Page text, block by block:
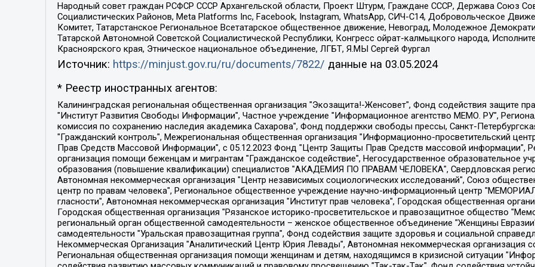
Народный совет граждан РСФСР СССР Архангельской области, Проект Штурм, Граждане СССР, Держава Союз
Социалистических Районов, Meta Platforms Inc, Facebook, Instagram, WhatsApp, СИЧ-С14, Добровольческое
Комитет, Татарстанское Региональное Всетатарское общественное движение, Невоград, Молодежное
Татарской Автономной Советской Социалистической Республики, Конгресс ойрат-калмыцкого народа,
Красноярского края, Этническое национальное объединение, ЛГБТ, Я.МЫ Сергей Фургал
Источник: https://minjust.gov.ru/ru/documents/7822/ данные на 03.05.2024
* Реестр иностранных агентов:
Калининградская региональная общественная организация "Экозащита!-Женсовет", Фонд содействия защите прав и свобод граждан "Общественный вердикт", Фонд "Институт Развития Свободы Информации", Частное учреждение "Информационное агентство МЕМО. РУ", Региональная общественная организация "Общественная комиссия по сохранению наследия академика Сахарова", Фонд поддержки свободы прессы, Санкт-Петербургская общественная правозащитная организация "Гражданский контроль", Межрегиональная общественная организация "Информационно-просветительский центр "Мемориал", Региональный Фонд "Центр Защиты Прав Средств Массовой Информации", с 05.12.2023 Фонд "Центр Защиты Прав Средств массовой информации", Региональная общественная благотворительная организация помощи беженцам и мигрантам "Гражданское содействие", Негосударственное образовательное учреждение дополнительного профессионального образования (повышение квалификации) специалистов "АКАДЕМИЯ ПО ПРАВАМ ЧЕЛОВЕКА", Свердловская региональная общественная организация "Сутяжник", Автономная некоммерческая организация "Центр независимых социологических исследований", Союз общественных объединений "Российский исследовательский центр по правам человека", Региональное общественное учреждение научно-информационный центр "МЕМОРИАЛ", Некоммерческая организация "Фонд защиты гласности", Автономная некоммерческая организация "Институт прав человека", Городская общественная организация "Екатеринбургское общество "МЕМОРИАЛ", Городская общественная организация "Рязанское историко-просветительское и правозащитное общество "Мемориал" (Рязанский Мемориал), Челябинский региональный орган общественной самодеятельности – женское общественное объединение "Женщины Евразии", Челябинский региональный орган общественной самодеятельности "Уральская правозащитная группа", Фонд содействия защите здоровья и социальной справедливости имени Андрея Рылькова, Автономная Некоммерческая Организация "Аналитический Центр Юрия Левады", Автономная некоммерческая организация социальной поддержки населения "Проект Апрель", Региональная общественная организация помощи женщинам и детям, находящимся в кризисной ситуации "Информационно-методический центр "Анна", Фонд содействия развитию массовых коммуникаций и правовому просвещению "Так-так-Так", Фонд содействия устойчивому развитию "Серебряная тайга", Свердловский региональный общественный фонд социальных проектов "Новое время", "Idel.Реалии", Кавказ.Реалии, Крым.Реалии, Телеканал Настоящее Время, Татаро-башкирская служба Радио Свобода (Azatliq Radiosi), Радио Свободная Европа/Радио Свобода (PCE/PC), "Сибирь.Реалии", "Фактограф", Благотворительный фонд помощи осужденным и их семьям, Автономная некоммерческая организация "Институт глобализации и социальных движений", Фонд "В защиту прав заключенных", Частное учреждение "Центр поддержки и содействия развитию средств массовой информации", Пензенский региональный общественный благотворительный фонд "Гражданский союз", "Север.Реалии", Некоммерческая организация Фонд "Правовая инициатива", Общество с ограниченной ответственностью "Радио Свободная Европа/Радио Свобода", Чешское информационное агентство "MEDIUM-ORIENT", Красноярская региональная общественная организация "Мы против СПИДа", Камалягин Денис Николаевич, Маркелов Сергей Евгеньевич, Пономарев Лев Александрович, Савицкая Людмила Алексеевна, Автономная некоммерческая организация "Центр по работе с проблемой насилия "НАСИЛИЮ.НЕТ", Межрегиональный профессиональный союз работников здравоохранения "Альянс врачей", Юридическое лицо, зарегистрированное в Латвийской Республике, SIA "Medusa Project" (регистрационный номер 40103797863, дата регистрации 10.06.2014), Некоммерческая организация "Фонд по борьбе с коррупцией", Автономная некоммерческая организация "Институт права и публичной политики", Баданин Роман Сергеевич, Гликин Максим Александрович, Железнова Мария Михайловна, Лукьянова Юлия Сергеевна, Маетная Елизавета Витальевна, Маняхин Петр Борисович, Чуракова Ольга Владимировна, Ярош Юлия Петровна, Юридическое лицо "The Insider SIA", зарегистрированное в Риге, Латвийская Республика (дата регистрации 26.06.2015), являющееся администратором доменного имени интернет-издания "The Insider SIA", https://theins.ru, Постернак Алексей Евгеньевич, Рубин Михаил Аркадьевич, Анин Роман Александрович, Юридическое лицо Istories fonds, зарегистрированное в Латвийской Республике (регистрационный номер 50008295751, дата регистрации 24.02.2020), Великовский Дмитрий Александрович, Долинина Ирина Николаевна, Мароховская Алеся Алексеевна, Шлейнов Роман Юрьевич, Шмагун Олеся Валентиновна, Общество с ограниченной ответственностью "Альтаир 2021", Общество с ограниченной ответственностью "Вега 2021", Общество с ограниченной ответственностью "Главный редактор 2021", Общество с ограниченной ответственностью "Ромашки монолит", Важенков Артем Валерьевич, Ивановская областная общественная организация "Центр гендерных исследований", Гурман Юрий Альбертович, Медиапроект "ОВД-Инфо", Егоров Владимир Владимирович, Жилинский Владимир Александрович, Общество с ограниченной ответственностью "ЗП", Иванова София Юрьевна, Карезина Инна Павловна, Кильтау Екатерина Викторовна, Петров Алексей Викторович, Пискунов Сергей Евгеньевич, Смирнов Сергей Сергеевич, Тихонов Михаил Сергеевич, Общество с ограниченной ответственностью "ЖУРНАЛИСТ-ИНОСТРАННЫЙ АГЕНТ", Арапова Галина Юрьевна, Вольтская Татьяна Анатольевна, Американская компания "Mason G.E.S. Anonymous Foundation" (США), являющаяся владельцем интернет-издания https://mnews.world/, Компания "Stichting Bellingcat", зарегистрированная в Нидерландах (дата регистрации 11.07.2018), Захаров Андрей Вячеславович, Клепиковская Екатерина Дмитриевна, Общество с ограниченной ответственностью "МЕМО", Перл Роман Александрович, Симонов Евгений Алексеевич, Соловьева Елена Анатольевна, Сотников Даниил Владимирович, Сурначева Елизавета Дмитриевна, Автономная некоммерческая организация по защите прав человека и информированию населения "Якутия – Наше Мнение", Общество с ограниченной ответственностью "Москоу диджитал медиа", с 26.01.2023 Общество с ограниченной ответственностью "Чайка Белые сады", Ветошкина Валерия Валерьевна, Заговора Максим Александрович, Межрегиональное общественное движение "Российская ЛГБТ - сеть", Оленичев Максим Владимирович, Павлов Иван Юрьевич, Скворцова Елена Сергеевна, Общество с ограниченной ответственностью "Как бы инагент", Кочетков Игорь Викторович, Общество с ограниченной ответственностью "Честные выборы", Еланчик Олег Александрович, Общество с ограниченной ответственностью "Нобелевский призыв", Гималова Регина Эмилевна, Григорьев Андрей Валерьевич, Григорьева Алина Александровна, Ассоциация по содействию защите прав призывников, альтернативнослужащих и военнослужащих "Правозащитная группа